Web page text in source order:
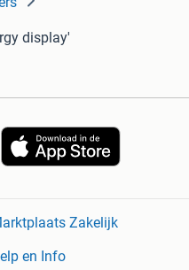
display'
Zakelijk
en Info